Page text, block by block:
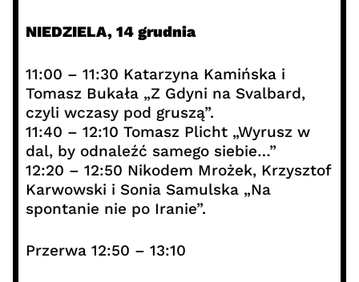
NIEDZIELA, 14 grudnia
11:00 – 11:30 Katarzyna Kamińska i
Tomasz Bukała „Z Gdyni na Svalbard,
czyli wczasy pod gruszą”.
11:40 – 12:10 Tomasz Plicht „Wyrusz w
dal, by odnaleźć samego siebie…”
12:20 – 12:50 Nikodem Mrożek, Krzysztof
Karwowski i Sonia Samulska „Na
spontanie nie po Iranie”.
Przerwa 12:50 – 13:10